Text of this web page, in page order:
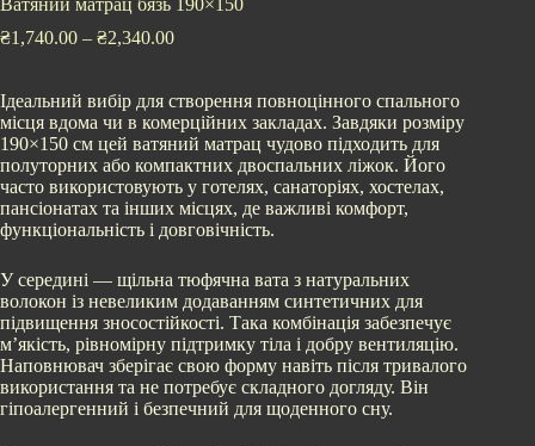
₴1,740.00 – ₴2,340.00
Ідеальний вибір для створення повноцінного спального
місця вдома чи в комерційних закладах. Завдяки розміру
190×150 см цей ватяний матрац чудово підходить для
полуторних або компактних двоспальних ліжок. Його
часто використовують у готелях, санаторіях, хостелах,
пансіонатах та інших місцях, де важливі комфорт,
функціональність і довговічність.
У середині — щільна тюфячна вата з натуральних
волокон із невеликим додаванням синтетичних для
підвищення зносостійкості. Така комбінація забезпечує
м’якість, рівномірну підтримку тіла і добру вентиляцію.
Наповнювач зберігає свою форму навіть після тривалого
використання та не потребує складного догляду. Він
гіпоалергенний і безпечний для щоденного сну.